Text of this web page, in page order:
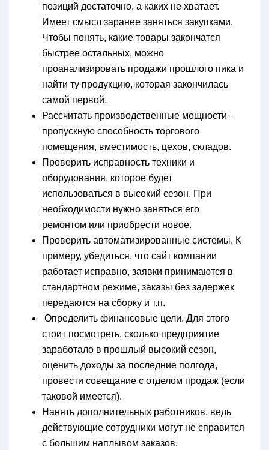
позиций достаточно, а каких не хватает.
Имеет смысл заранее заняться закупками.
Чтобы понять, какие товары закончатся
быстрее остальных, можно
проанализировать продажи прошлого пика и
найти ту продукцию, которая закончилась
самой первой.
Рассчитать производственные мощности –
пропускную способность торгового
помещения, вместимость, цехов, складов.
Проверить исправность техники и
оборудования, которое будет
использоваться в высокий сезон. При
необходимости нужно заняться его
ремонтом или приобрести новое.
Проверить автоматизированные системы. К
примеру, убедиться, что сайт компании
работает исправно, заявки принимаются в
стандартном режиме, заказы без задержек
передаются на сборку и т.п.
Определить финансовые цели. Для этого
стоит посмотреть, сколько предприятие
заработало в прошлый высокий сезон,
оценить доходы за последние полгода,
провести совещание с отделом продаж (если
таковой имеется).
Нанять дополнительных работников, ведь
действующие сотрудники могут не справится
с большим наплывом заказов.